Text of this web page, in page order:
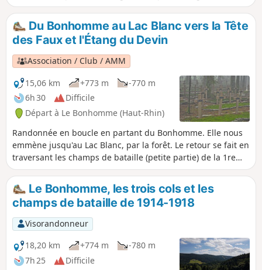
mondiale. La randonnée se poursuit ensuite en dents de
scies jusqu'au Col du Calvaire, où il est possible de
démarrer la randonnée. S'en suit ensuite une montée
progressive jusqu'au Gazon du Faing avec des vues sur le
Lac Blanc, la plaine d'Alsace, les Vosges, le Hohneck, le Petit
et le Grand Ballon. Il faudra ensuite descendre près de 500
m de dénivelé jusqu'à la Cascade du Rudlin en passant par
la Roche des Fées. Le retour se fait en fond de vallon,
hormis le passage par le Col du Louschbach.
Du Bonhomme au Lac Blanc vers la Tête
des Faux et l'Étang du Devin
Association / Club / AMM
15,06 km
+773 m
-770 m
6h 30
Difficile
Départ à Le Bonhomme (Haut-Rhin)
Randonnée en boucle en partant du Bonhomme. Elle nous
emmène jusqu'au Lac Blanc, par la forêt. Le retour se fait en
traversant les champs de bataille (petite partie) de la 1re
guerre mondiale. Nombreux ouvrages militaires ainsi
qu'une nécropole nationale et un cimetière militaire
allemand. Haut lieu de mémoire dans l'Histoire de la région
Alsace.
Le Bonhomme, les trois cols et les
champs de bataille de 1914-1918
Visorandonneur
18,20 km
+774 m
-780 m
7h 25
Difficile